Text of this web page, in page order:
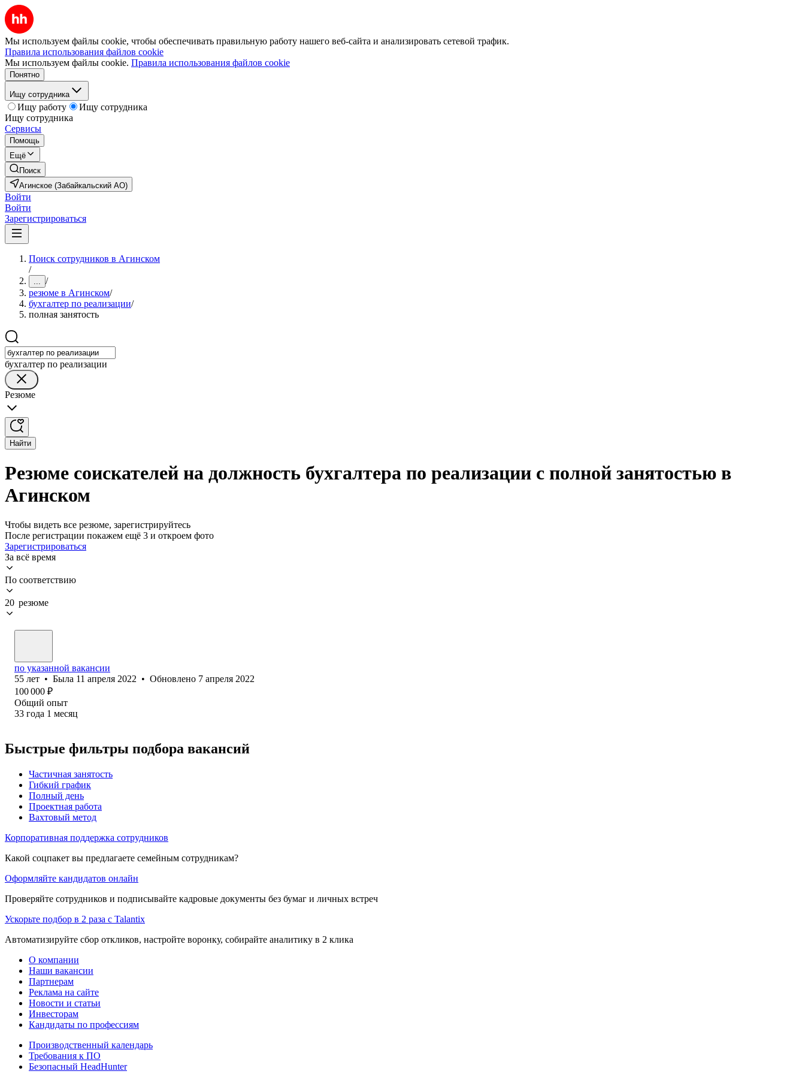
Мы используем файлы cookie, чтобы обеспечивать правильную работу нашего веб-сайта и анализировать сетевой трафик.
Правила использования файлов cookie
Мы используем файлы cookie. Правила использования файлов cookie
Понятно
Ищу сотрудника
Ищу работу
Ищу сотрудника
Ищу сотрудника
Сервисы
Помощь
Ещё
Поиск
Агинское (Забайкальский АО)
Войти
Войти
Зарегистрироваться
Поиск сотрудников в Агинском
/
... /
резюме в Агинском/
бухгалтер по реализации/
полная занятость
бухгалтер по реализации
Резюме
Найти
Резюме соискателей на должность бухгалтера по реализации с полной занятостью в
Агинском
Чтобы видеть все резюме, зарегистрируйтесь
После регистрации покажем ещё 3 и откроем фото
Зарегистрироваться
За всё время
По соответствию
20 резюме
по указанной вакансии
55 лет • Была 11 апреля 2022 • Обновлено 7 апреля 2022
100 000 ₽
Общий опыт
33 года 1 месяц
Быстрые фильтры подбора вакансий
Частичная занятость
Гибкий график
Полный день
Проектная работа
Вахтовый метод
Корпоративная поддержка сотрудников
Какой соцпакет вы предлагаете семейным сотрудникам?
Оформляйте кандидатов онлайн
Проверяйте сотрудников и подписывайте кадровые документы без бумаг и личных встреч
Ускорьте подбор в 2 раза с Talantix
Автоматизируйте сбор откликов, настройте воронку, собирайте аналитику в 2 клика
О компании
Наши вакансии
Партнерам
Реклама на сайте
Новости и статьи
Инвесторам
Кандидаты по профессиям
Производственный календарь
Требования к ПО
Безопасный HeadHunter